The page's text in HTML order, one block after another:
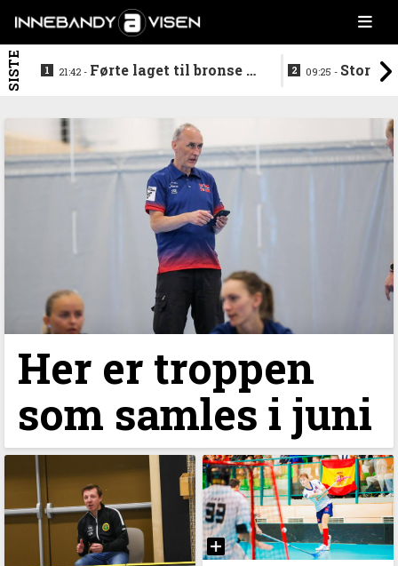
SISTE 21:42 - Førte laget til bronse -
09:25 -
Her er troppen
som samles i juni